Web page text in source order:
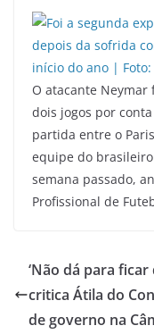
O atacante
dois jogos por
partida entre o
equipe do
semana passado,
Profissional de
‘Não dá para
critica Átila do
de governo na